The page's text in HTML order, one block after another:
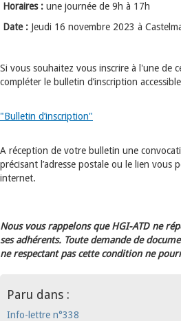
Horaires : une journée de 9h à 17h
Date : Jeudi 16 novembre 2023 à
Si vous souhaitez vous inscrire à l'une de
compléter le bulletin d’inscription
"Bulletin d’inscription"
A réception de votre bulletin une
précisant l’adresse postale ou le lien vous
internet.
Nous vous rappelons que HGI-ATD ne
ses adhérents. Toute demande de
ne respectant pas cette condition ne
Paru dans :
Info-lettre n°338